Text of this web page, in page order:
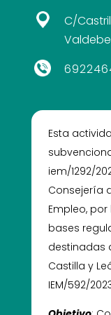
C/
Esta
iem/1292/
Consejería
Empleo,
bases
destinadas
Castilla y
IEM/592/